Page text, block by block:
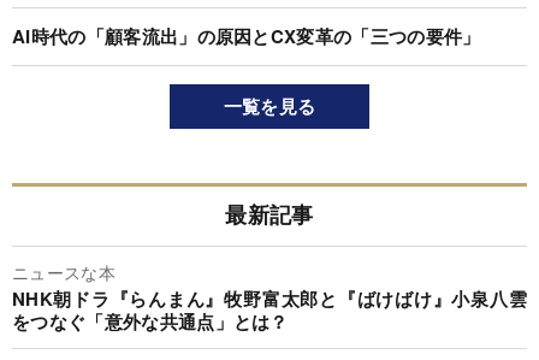
AI時代の「顧客流出」の原因とCX変革の「三つの要件」
一覧を見る
最新記事
ニュースな本
NHK朝ドラ『らんまん』牧野富太郎と『ばけばけ』小泉八雲
をつなぐ「意外な共通点」とは？